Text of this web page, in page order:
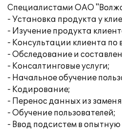
Специалистами ОАО
- Установка продукта у
- Изучение продукта
- Консультации клиента
- Обследование и
- Консалтинговые услуги;
- Начальное обучение
- Кодирование;
- Перенос данных из
- Обучение пользователей;
- Ввод подсистем в